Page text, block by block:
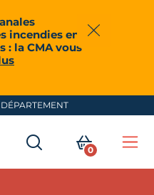
incendies en
: la CMA vous
Fermer
RECHERCHER
MON
0